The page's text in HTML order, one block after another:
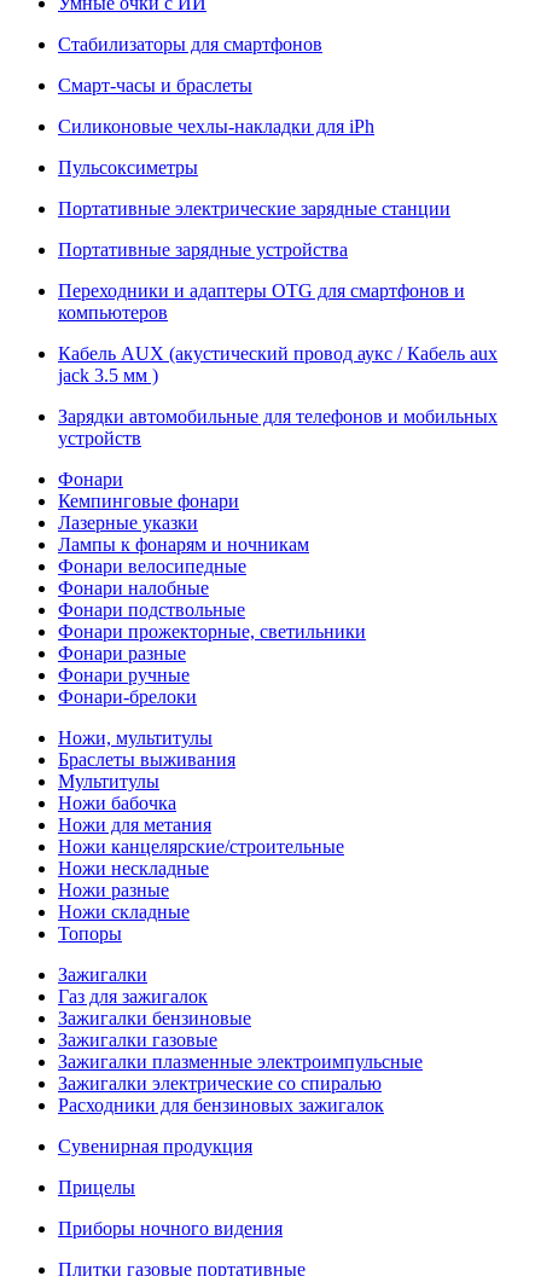
Стабилизаторы для смартфонов
Смарт-часы и браслеты
Силиконовые чехлы-накладки для iPh
Пульсоксиметры
Портативные электрические зарядные станции
Портативные зарядные устройства
Переходники и адаптеры OTG для смартфонов и
компьютеров
Кабель AUX (акустический провод аукс / Кабель aux
jack 3.5 мм )
Зарядки автомобильные для телефонов и мобильных
устройств
Фонари
Кемпинговые фонари
Лазерные указки
Лампы к фонарям и ночникам
Фонари велосипедные
Фонари налобные
Фонари подствольные
Фонари прожекторные, светильники
Фонари разные
Фонари ручные
Фонари-брелоки
Ножи, мультитулы
Браслеты выживания
Мультитулы
Ножи бабочка
Ножи для метания
Ножи канцелярские/строительные
Ножи нескладные
Ножи разные
Ножи складные
Топоры
Зажигалки
Газ для зажигалок
Зажигалки бензиновые
Зажигалки газовые
Зажигалки плазменные электроимпульсные
Зажигалки электрические со спиралью
Расходники для бензиновых зажигалок
Сувенирная продукция
Прицелы
Приборы ночного видения
Плитки газовые портативные